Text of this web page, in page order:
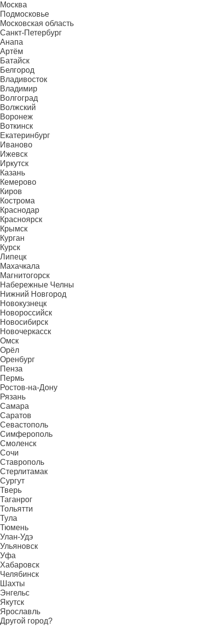
Москва
Подмосковье
Московская область
Санкт-Петербург
Анапа
Артём
Батайск
Белгород
Владивосток
Владимир
Волгоград
Волжский
Воронеж
Воткинск
Екатеринбург
Иваново
Ижевск
Иркутск
Казань
Кемерово
Киров
Кострома
Краснодар
Красноярск
Крымск
Курган
Курск
Липецк
Махачкала
Магнитогорск
Набережные Челны
Нижний Новгород
Новокузнецк
Новороссийск
Новосибирск
Новочеркасск
Омск
Орёл
Оренбург
Пенза
Пермь
Ростов-на-Дону
Рязань
Самара
Саратов
Севастополь
Симферополь
Смоленск
Сочи
Ставрополь
Стерлитамак
Сургут
Тверь
Таганрог
Тольятти
Тула
Тюмень
Улан-Удэ
Ульяновск
Уфа
Хабаровск
Челябинск
Шахты
Энгельс
Якутск
Ярославль
Другой город?